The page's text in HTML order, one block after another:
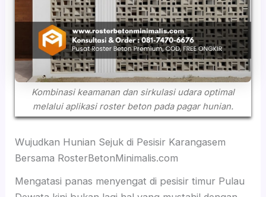
Kombinasi keamanan dan sirkulasi udara optimal
melalui aplikasi roster beton pada pagar hunian.
Wujudkan Hunian Sejuk di Pesisir Karangasem
Bersama RosterBetonMinimalis.com
Mengatasi panas menyengat di pesisir timur Pulau